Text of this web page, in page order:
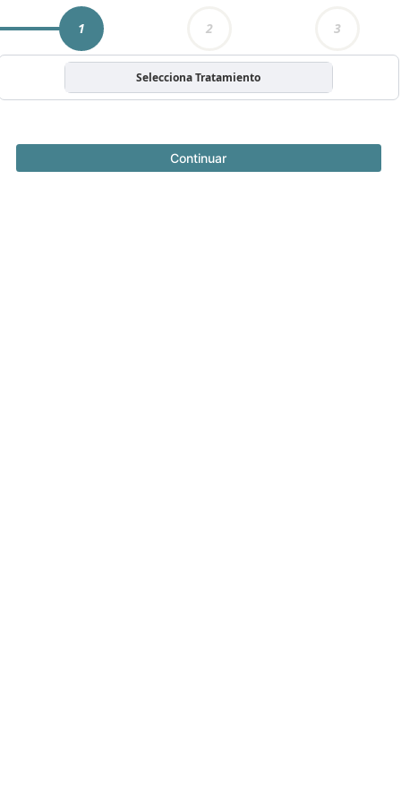
1 2 3
Selecciona Tratamiento
Continuar